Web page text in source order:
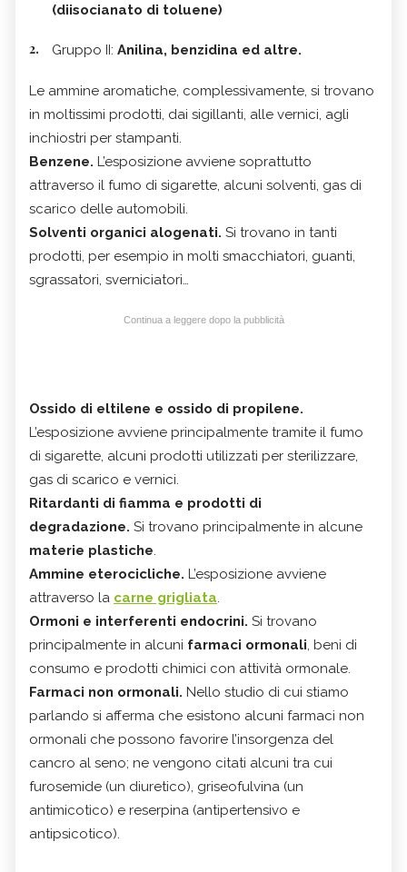
(diisocianato di toluene)
Gruppo II: Anilina, benzidina ed altre.
Le ammine aromatiche, complessivamente, si trovano
in moltissimi prodotti, dai sigillanti, alle vernici, agli
inchiostri per stampanti.
Benzene. L’esposizione avviene soprattutto
attraverso il fumo di sigarette, alcuni solventi, gas di
scarico delle automobili.
Solventi organici alogenati. Si trovano in tanti
prodotti, per esempio in molti smacchiatori, guanti,
sgrassatori, sverniciatori…
Continua a leggere dopo la pubblicità
Ossido di eltilene e ossido di propilene.
L’esposizione avviene principalmente tramite il fumo
di sigarette, alcuni prodotti utilizzati per sterilizzare,
gas di scarico e vernici.
Ritardanti di fiamma e prodotti di
degradazione. Si trovano principalmente in alcune
materie plastiche.
Ammine eterocicliche. L’esposizione avviene
attraverso la carne grigliata.
Ormoni e interferenti endocrini. Si trovano
principalmente in alcuni farmaci ormonali, beni di
consumo e prodotti chimici con attività ormonale.
Farmaci non ormonali. Nello studio di cui stiamo
parlando si afferma che esistono alcuni farmaci non
ormonali che possono favorire l’insorgenza del
cancro al seno; ne vengono citati alcuni tra cui
furosemide (un diuretico), griseofulvina (un
antimicotico) e reserpina (antipertensivo e
antipsicotico).